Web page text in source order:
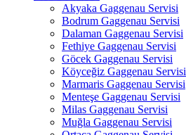
Akyaka Gaggenau Servisi
Bodrum Gaggenau Servisi
Dalaman Gaggenau Servisi
Fethiye Gaggenau Servisi
Göcek Gaggenau Servisi
Köyceğiz Gaggenau Servisi
Marmaris Gaggenau Servisi
Menteşe Gaggenau Servisi
Milas Gaggenau Servisi
Muğla Gaggenau Servisi